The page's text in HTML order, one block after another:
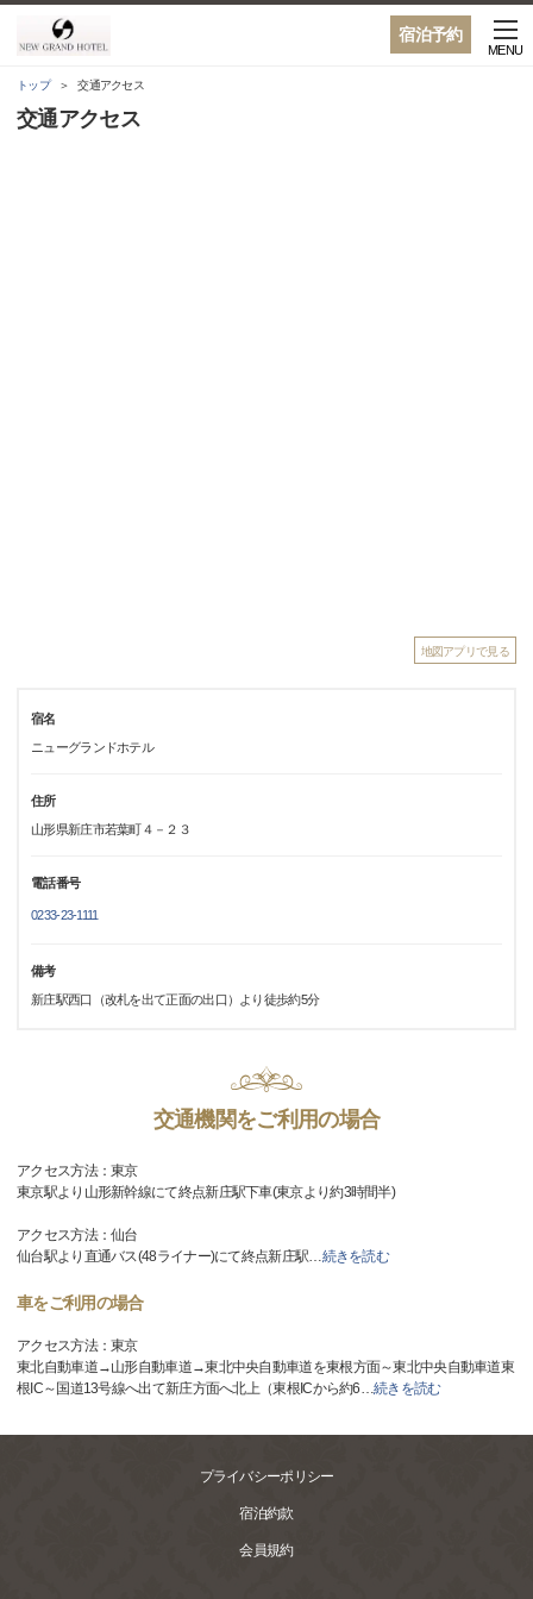
宿泊予約
MENU
トップ 交通アクセス
交通アクセス
地図アプリで見る
宿名
ニューグランドホテル
住所
山形県新庄市若葉町４－２３
電話番号
0233-23-1111
備考
新庄駅西口（改札を出て正面の出口）より徒歩約5分
交通機関をご利用の場合
アクセス方法：東京
東京駅より山形新幹線にて終点新庄駅下車(東京より約3時間半)
アクセス方法：仙台
仙台駅より直通バス(48ライナー)にて終点新庄駅…続きを読む
車をご利用の場合
アクセス方法：東京
東北自動車道→山形自動車道→東北中央自動車道を東根方面～東北中央自動車道東
根IC～国道13号線へ出て新庄方面へ北上（東根ICから約6…続きを読む
プライバシーポリシー
宿泊約款
会員規約